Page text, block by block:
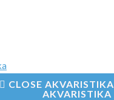
CLOSE AKVARISTIKA
AKVARISTIKA